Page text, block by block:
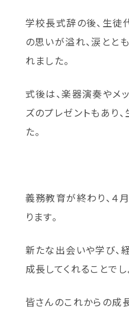
学校長式辞の後、生
の思いが溢れ、涙とと
れました。
式後は、楽器演奏やメ
ズのプレゼントもあり
た。
義務教育が終わり、４
ります。
新たな出会いや学び、
成長してくれることでし
皆さんのこれからの成